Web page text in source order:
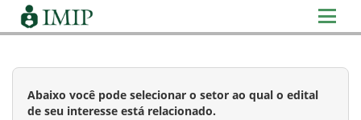
Abaixo você pode selecionar o setor ao qual o edital
de seu interesse está relacionado.